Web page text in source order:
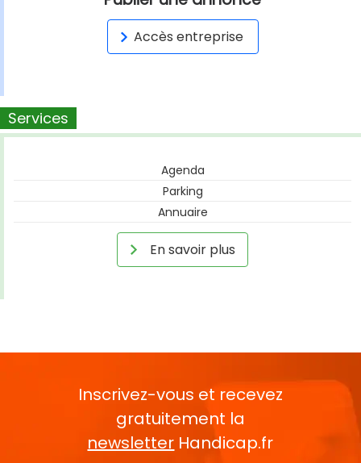
Accès entreprise
Services
Agenda
Parking
Annuaire
En savoir plus
Inscrivez-vous et recevez
gratuitement la
newsletter Handicap.fr